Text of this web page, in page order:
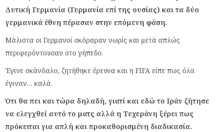
Δυτική Γερμανία (Γερμανία επί της ουσίας) και τα δύο
γερμανικά έθνη πέρασαν στην επόμενη φάση.
Μάλιστα οι Γερμανοί σκόραραν νωρίς και μετά απλώς
περιφερόντουσαν στο γήπεδο.
Έγινε σκάνδαλο, ζητήθηκε έρευνα και η FIFA είπε πως όλα
έγιναν… καλά.
Ότι θα πει και τώρα δηλαδή, γιατί και εδώ το Ιράν ζήτησε
να ελεγχθεί αυτό το ματς αλλά η Τεχεράνη ξέρει πως
πρόκειται για απλή και προκαθορισμένη διαδικασία.